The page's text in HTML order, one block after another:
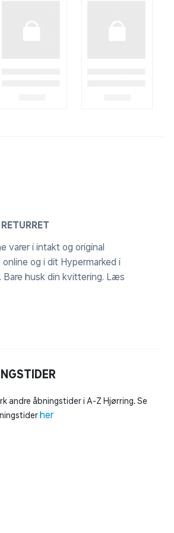
varer i intakt og original
online og i dit Hypermarked i
husk din kvittering. Læs
andre åbningstider i A-Z Hjørring. Se
her